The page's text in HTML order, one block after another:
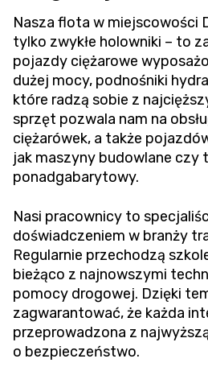
Nasza flota w miejscowości
tylko zwykłe holowniki – to
pojazdy ciężarowe
dużej mocy, podnośniki
które radzą sobie z
sprzęt pozwala nam na
ciężarówek, a także
jak maszyny budowlane czy
ponadgabarytowy.
Nasi pracownicy to
doświadczeniem w branży
Regularnie przechodzą
bieżąco z najnowszymi
pomocy drogowej. Dzięki
zagwarantować, że każda
przeprowadzona z
o bezpieczeństwo.